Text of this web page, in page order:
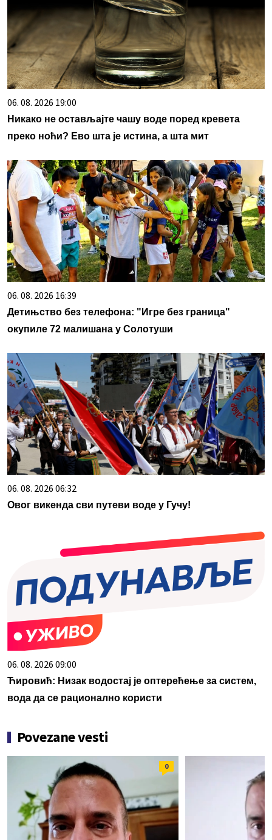
06. 08. 2026 19:00
Никако не остављајте чашу воде поред кревета
преко ноћи? Ево шта је истина, а шта мит
06. 08. 2026 16:39
Детињство без телефона: "Игре без граница"
окупиле 72 малишана у Солотуши
06. 08. 2026 06:32
Овог викенда сви путеви воде у Гучу!
06. 08. 2026 09:00
Ћировић: Низак водостај је оптерећење за систем,
вода да се рационално користи
Povezane vesti
0